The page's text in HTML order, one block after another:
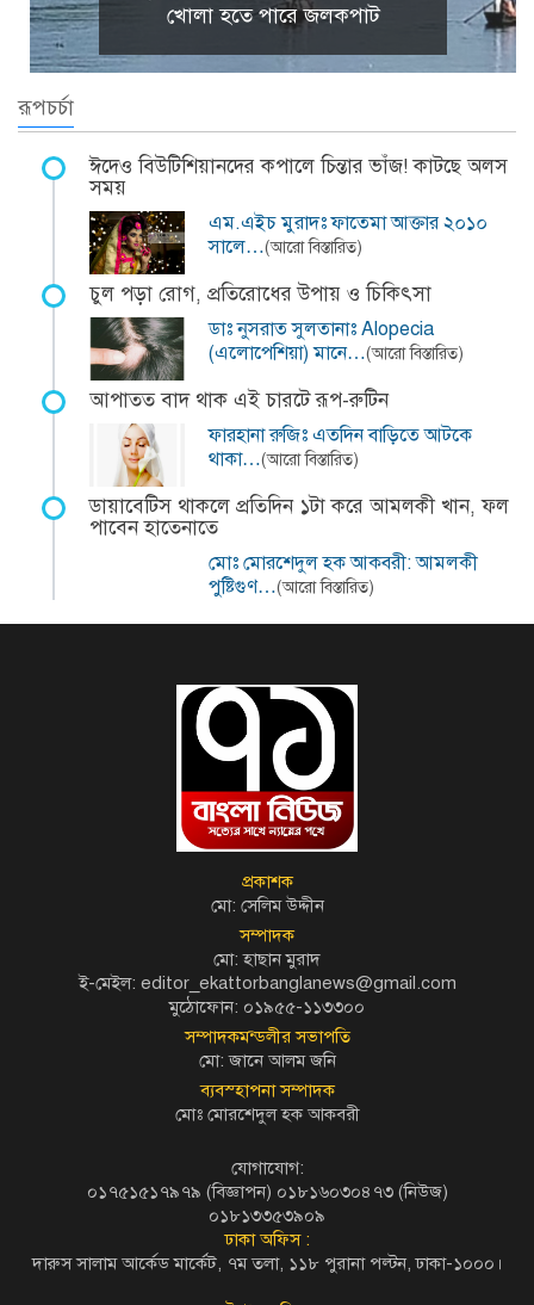
খোলা হতে পারে জলকপাট
রূপচর্চা
ঈদেও বিউটিশিয়ানদের কপালে চিন্তার ভাঁজ! কাটছে অলস
সময়
এম.এইচ মুরাদঃ ফাতেমা আক্তার ২০১০
সালে…(আরো বিস্তারিত)
চুল পড়া রোগ, প্রতিরোধের উপায় ও চিকিৎসা
ডাঃ নুসরাত সুলতানাঃ Alopecia
(এলোপেশিয়া) মানে…(আরো বিস্তারিত)
আপাতত বাদ থাক এই চারটে রূপ-রুটিন
ফারহানা রুজিঃ এতদিন বাড়িতে আটকে
থাকা…(আরো বিস্তারিত)
ডায়াবেটিস থাকলে প্রতিদিন ১টা করে আমলকী খান, ফল
পাবেন হাতেনাতে
মোঃ মোরশেদুল হক আকবরী: আমলকী
পুষ্টিগুণ…(আরো বিস্তারিত)
প্রকাশক
মো: সেলিম উদ্দীন
সম্পাদক
মো: হাছান মুরাদ
ই-মেইল: editor_ekattorbanglanews@gmail.com
মুঠোফোন: ০১৯৫৫-১১৩৩০০
সম্পাদকমন্ডলীর সভাপতি
মো: জানে আলম জনি
ব্যবস্হাপনা সম্পাদক
মোঃ মোরশেদুল হক আকবরী
যোগাযোগ:
০১৭৫১৫১৭৯৭৯ (বিজ্ঞাপন) ০১৮১৬০৩০৪৭৩ (নিউজ)
০১৮১৩৩৫৩৯০৯
ঢাকা অফিস :
দারুস সালাম আর্কেড মার্কেট, ৭ম তলা, ১১৮ পুরানা পল্টন, ঢাকা-১০০০।